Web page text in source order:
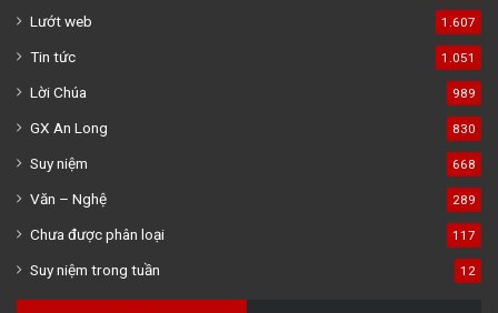
Lướt web 1.607
Tin tức 1.051
Lời Chúa 989
GX An Long 830
Suy niệm 668
Văn – Nghệ 289
Chưa được phân loại 117
Suy niệm trong tuần 12